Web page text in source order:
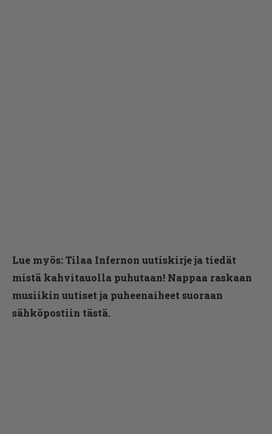
Lue myös:Tilaa Infernon uutiskirje ja tiedät
mistä kahvitauolla puhutaan! Nappaa raskaan
musiikin uutiset ja puheenaiheet suoraan
sähköpostiin tästä.